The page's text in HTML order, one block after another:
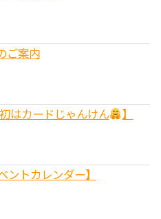
ご案内
はカードじゃんけん 】
ントカレンダー】